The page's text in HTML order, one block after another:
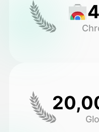
Các công cụ khác